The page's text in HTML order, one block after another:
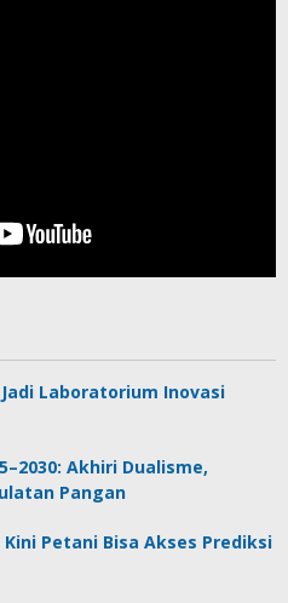
Laboratorium Inovasi
Akhiri Dualisme,
Pangan
Petani Bisa Akses Prediksi